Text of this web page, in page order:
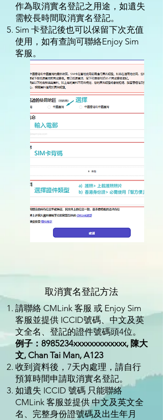
作為取消實名登記之用途，如遺失
需較長時間取消實名登記。
Sim 卡登記後也可以保留下次充值
使用，如有查詢可聯絡Enjoy Sim
客服。
取消實名登記方法
請聯絡 CMLink 客服 或 Enjoy Sim
客服並提供 ICCID號碼、中文及英
文全名、登記的證件號碼頭4位。
例子：8985234xxxxxxxxxxxxx, 陳大
文, Chan Tai Man, A123
收到資料後，7天內處理，請自行
預算時間申請取消實名登記。
如遺失 ICCID 號碼 只能聯絡
CMLink 客服並提供 中文及英文全
名、完整身份證號碼及出生年月